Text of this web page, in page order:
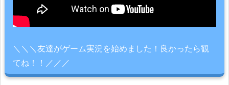
＼＼＼友達がゲーム実況を始めました！良かったら観
てね！！／／／